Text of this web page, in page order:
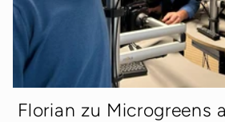
Florian zu Microgreens